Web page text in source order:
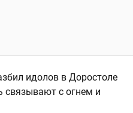
идолов в Доростоле
связывают с огнем и